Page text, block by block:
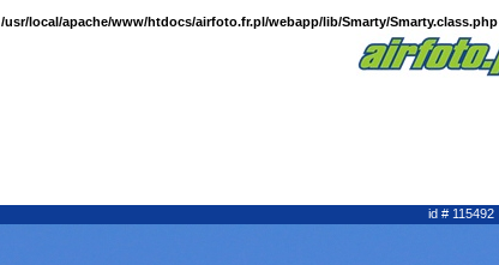
/usr/local/apache/www/htdocs/airfoto.fr.pl/webapp/lib/Smarty/Smarty.class.php
id # 115492